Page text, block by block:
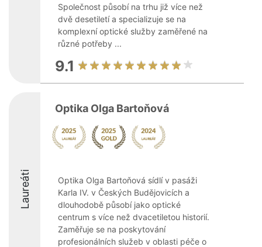
Společnost působí na trhu již více než
dvě desetiletí a specializuje se na
komplexní optické služby zaměřené na
různé potřeby ...
9.1
Laureáti
Optika Olga Bartoňová
Optika Olga Bartoňová sídlí v pasáži
Karla IV. v Českých Budějovicích a
dlouhodobě působí jako optické
centrum s více než dvacetiletou historií.
Zaměřuje se na poskytování
profesionálních služeb v oblasti péče o